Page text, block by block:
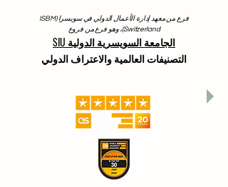
فرع من معهد إدارة الأعمال الدولي في سويسرا (ISBM
Switzerland)، وهو فرع من فروع
الجامعة السويسرية الدولية SIU
التصنيفات العالمية والاعتراف الدولي